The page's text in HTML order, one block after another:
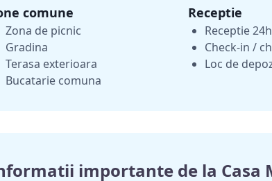
comune
Zona de picnic
Gradina
Terasa exterioara
Bucatarie comuna
Receptie
Receptie 24h
Check-in /
Loc de
importante de la Casa